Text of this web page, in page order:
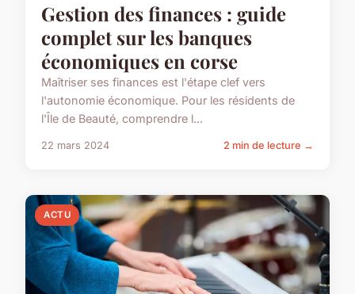
Gestion des finances : guide
complet sur les banques
économiques en corse
Maîtriser ses finances est l'étape clef vers
l'autonomie économique. Pour les résidents de
l'Île de Beauté, comprendre l...
22 mars 2024 2 min de lecture →
ACTU